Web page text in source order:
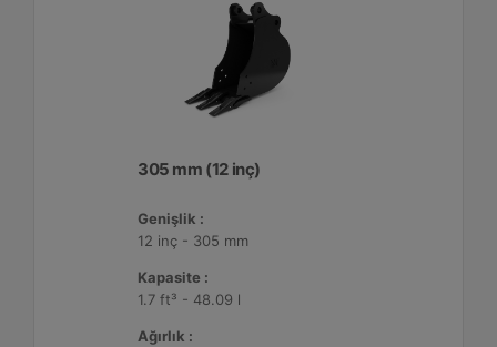
305 mm (12 inç)
Genişlik :
12 inç - 305 mm
Kapasite :
1.7 ft³ - 48.09 l
Ağırlık :